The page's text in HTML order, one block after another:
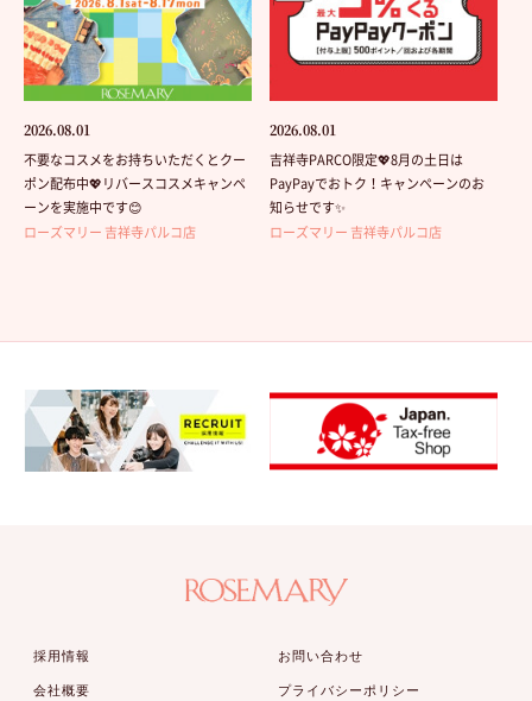
2026.08.01
不要なコスメをお持ちいただくとクー
ポン配布中💖リバースコスメキャンペ
ーンを実施中です😊
ローズマリー 吉祥寺パルコ店
2026.08.01
吉祥寺PARCO限定💖8月の土日は
PayPayでおトク！キャンペーンのお
知らせです✨
ローズマリー 吉祥寺パルコ店
採用情報
会社概要
お問い合わせ
プライバシーポリシー